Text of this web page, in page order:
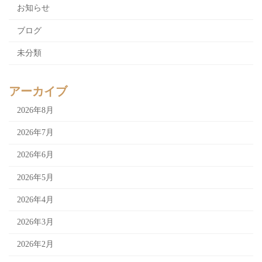
お知らせ
ブログ
未分類
アーカイブ
2026年8月
2026年7月
2026年6月
2026年5月
2026年4月
2026年3月
2026年2月